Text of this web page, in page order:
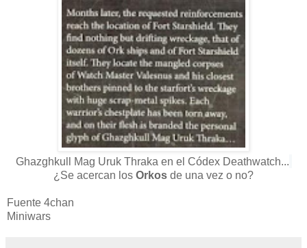
Ghazghkull Mag Uruk Thraka en el Códex Deathwatch...
¿Se acercan los Orkos de una vez o no?
Fuente 4chan
Miniwars